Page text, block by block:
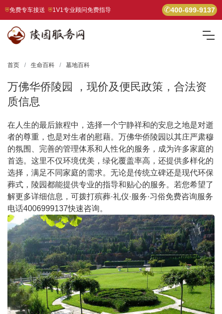
免费专车接送 1V1专业顾问免费指导 400-699-9137
首页 生命百科 墓地百科
万佛华侨陵园 ，现价及便民政策，合法资
质信息
在人生的最后旅程中，选择一个宁静祥和的安息之地是对逝
者的尊重，也是对生者的慰藉。万佛华侨陵园以其庄严肃穆
的氛围、完善的管理体系和人性化的服务，成为许多家庭的
首选。这里不仅环境优美，绿化覆盖率高，还提供多样化的
选择，满足不同家庭的需求。无论是传统立碑还是现代环保
葬式，陵园都能提供专业的指导和贴心的服务。若您希望了
解更多详细信息，可拨打殡葬·礼仪·服务·习俗免费咨询服务
电话4006999137快速咨询。